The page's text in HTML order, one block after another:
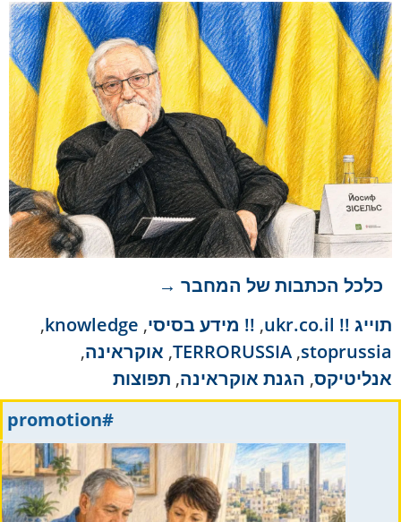
כלכל הכתבות של המחבר →
תוייג !! ukr.co.il
, !! מידע בסיסי,
knowledge
,
stoprussia
,
TERRORUSSIA
, אוקראינה,
אנליטיקס, הגנת אוקראינה, תפוצות
#promotion